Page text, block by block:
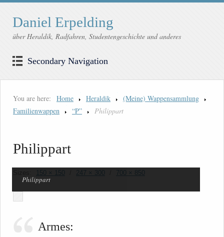
Daniel Erpelding
über Heraldik, Radfahren, Studentengeschichte und anderes
Secondary Navigation
You are here: Home Heraldik
(Meine) Wappensammlung
Familienwappen
“P” Philippart
Philippart
150 × 150 247 × 300 700 × 850
Philippart
Armes: